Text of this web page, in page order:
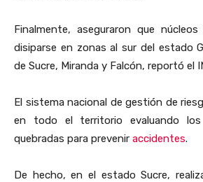
Finalmente, aseguraron que
disiparse en zonas al sur del estado
de Sucre, Miranda y Falcón, reportó el
El sistema nacional de gestión de
en todo el territorio evaluando
quebradas para prevenir accidentes.
De hecho, en el estado Sucre,